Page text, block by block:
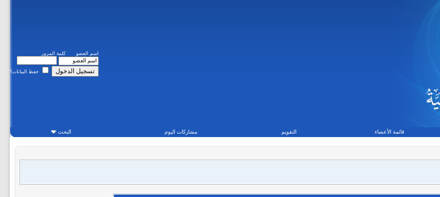
اسم العضو كلمة المرور
حفظ البيانات؟
قائمة الأعضاء التقويم مشاركات اليوم البحث